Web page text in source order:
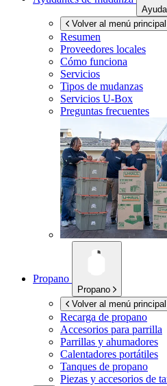
Volver al menú principal
Resumen
Proveedores locales
Cómo funciona
Servicios
Tipos de mudanzas
Servicios U-Box
Preguntas frecuentes
Propano
Propano
Volver al menú principal
Recarga de propano
Accesorios para parrilla
Parrillas y ahumadores
Calentadores portátiles
Tanques de propano
Piezas y accesorios de